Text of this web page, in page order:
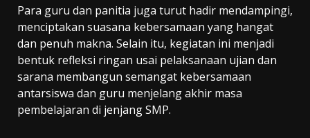
Para guru dan panitia juga turut hadir mendampingi,
menciptakan suasana kebersamaan yang hangat
dan penuh makna. Selain itu, kegiatan ini menjadi
bentuk refleksi ringan usai pelaksanaan ujian dan
sarana membangun semangat kebersamaan
antarsiswa dan guru menjelang akhir masa
pembelajaran di jenjang SMP.